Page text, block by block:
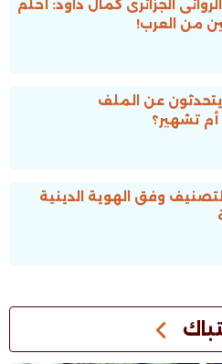
الجزائرى كمال داود: أحلم
من العرب!
يتحدثون عن الملف
أم تشهير؟
وفق الهوية الدينية